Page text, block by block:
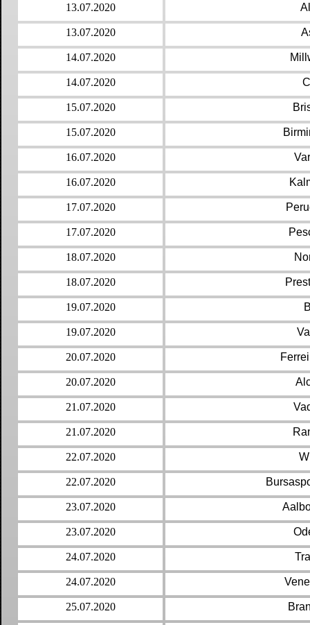
13.07.2020
13.07.2020
14.07.2020
14.07.2020
15.07.2020
15.07.2020
16.07.2020
16.07.2020
17.07.2020
17.07.2020
18.07.2020
18.07.2020
19.07.2020
19.07.2020
20.07.2020
20.07.2020
21.07.2020
21.07.2020
22.07.2020
22.07.2020
23.07.2020
23.07.2020
24.07.2020
24.07.2020
25.07.2020